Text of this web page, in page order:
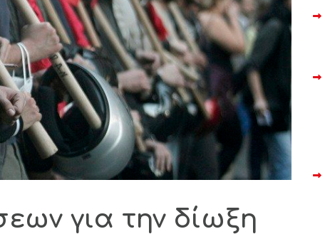
για την δίωξη